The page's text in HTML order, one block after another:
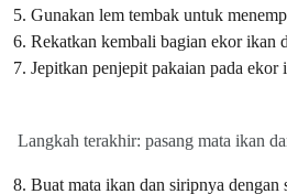
5. Gunakan lem tembak untuk
6. Rekatkan kembali bagian ekor ikan
7. Jepitkan penjepit pakaian pada
Langkah terakhir: pasang mata ikan
8. Buat mata ikan dan siripnya dengan